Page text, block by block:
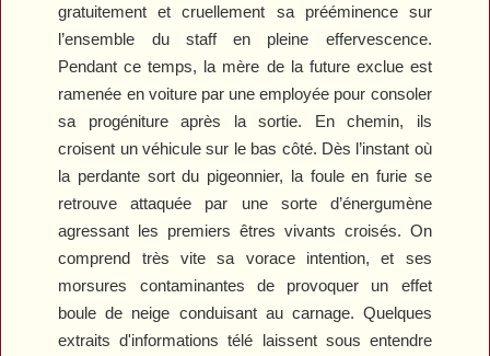
gratuitement et cruellement sa prééminence sur
l’ensemble du staff en pleine effervescence.
Pendant ce temps, la mère de la future exclue est
ramenée en voiture par une employée pour consoler
sa progéniture après la sortie. En chemin, ils
croisent un véhicule sur le bas côté. Dès l’instant où
la perdante sort du pigeonnier, la foule en furie se
retrouve attaquée par une sorte d’énergumène
agressant les premiers êtres vivants croisés. On
comprend très vite sa vorace intention, et ses
morsures contaminantes de provoquer un effet
boule de neige conduisant au carnage. Quelques
extraits d'informations télé laissent sous entendre